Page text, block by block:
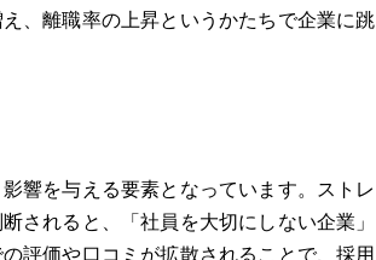
、離職率の上昇というかたちで企業に跳
響を与える要素となっています。ストレ
されると、「社員を大切にしない企業」
評価や口コミが拡散されることで、採用